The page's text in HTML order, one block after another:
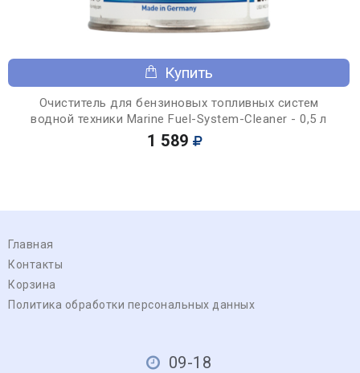
Купить
Очиститель для бензиновых топливных систем
водной техники Marine Fuel-System-Cleaner - 0,5 л
1 589
Главная
Контакты
Корзина
Политика обработки персональных данных
09-18